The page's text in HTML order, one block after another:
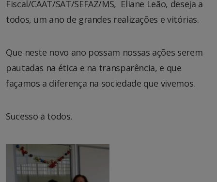
Fiscal/CAAT/SAT/SEFAZ/MS, Eliane Leão, deseja a
todos, um ano de grandes realizações e vitórias.
Que neste novo ano possam nossas ações serem
pautadas na ética e na transparência, e que
façamos a diferença na sociedade que vivemos.
Sucesso a todos.